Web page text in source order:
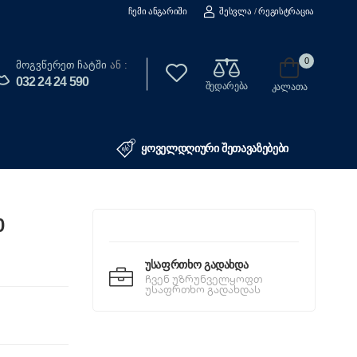
Ჩემი Ანგარიში Შესვლა / Რეგისტრაცია
Მოგვწერეთ Ჩატში ან :
032 24 24 590 შედარება
0
კალათა
ყოველდღიური შეთავაზებები
Უსაფრთხო Გადახდა
ჩვენ უზრუნველყოფთ
უსაფრთხო გადახდას